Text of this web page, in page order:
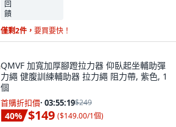
僅剩2件， 要買要快！
QMVF 加寬加厚腳蹬拉力器 仰臥起坐輔助彈
力繩 健腹訓練輔助器 拉力繩 阻力帶, 紫色, 1
個
首購折扣價· 03:55:18$249
40% $149 ($149.00/1個)